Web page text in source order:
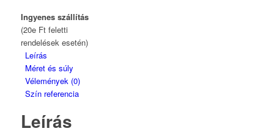
Ingyenes szállítás
(20e Ft feletti
rendelések esetén)
Leírás
Méret és súly
Vélemények (0)
Szín referencia
Leírás